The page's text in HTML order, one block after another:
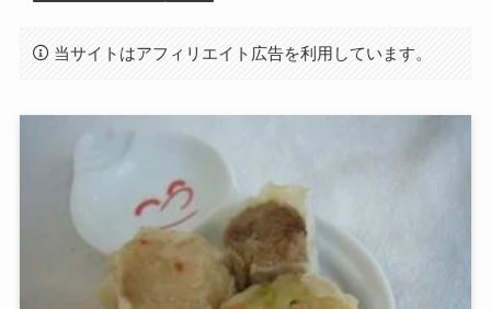
当サイトはアフィリエイト広告を利用しています。